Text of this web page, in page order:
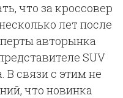
что за кроссовер
лет после
авторынка
SUV
В связи с этим не
что новинка